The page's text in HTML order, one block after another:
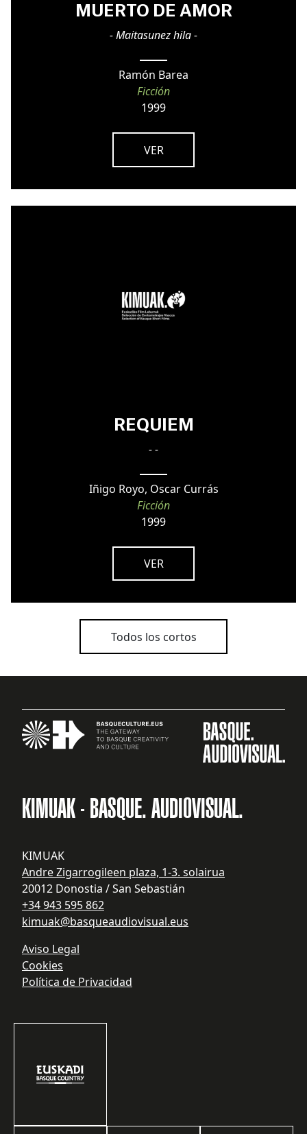
MUERTO DE AMOR
- Maitasunez hila -
Ramón Barea
Ficción
1999
VER
REQUIEM
- -
Iñigo Royo, Oscar Currás
Ficción
1999
VER
Todos los cortos
KIMUAK - BASQUE. AUDIOVISUAL.
KIMUAK
Andre Zigarrogileen plaza, 1-3. solairua
20012 Donostia / San Sebastián
+34 943 595 862
kimuak@basqueaudiovisual.eus
Aviso Legal
Cookies
Política de Privacidad